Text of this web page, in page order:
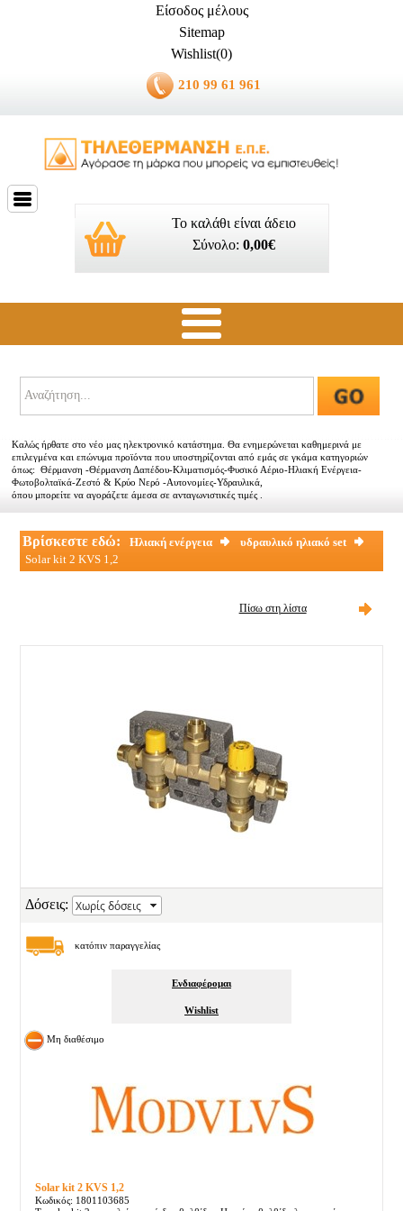
210 99 61 961
Είσοδος μέλους
Sitemap
Wishlist(0)
Το καλάθι είναι άδειο
Σύνολο: 0,00€
Αντιπροσωπείες
Εμπορικοί συνεργάτες
Τα νέα μας
Επικοινωνία
Καλώς ήρθατε στο νέο μας ηλεκτρονικό κατάστημα. Θα ενημερώνεται καθημερινά με
επιλεγμένα και επώνυμα προϊόντα που υποστηρίζονται από εμάς σε γκάμα κατηγοριών
όπως: Θέρμανση -Θέρμανση Δαπέδου-Κλιματισμός-Φυσικό Αέριο-Ηλιακή Ενέργεια-
Φωτοβολταϊκά-Ζεστό & Κρύο Νερό -Αυτονομίες-Υδραυλικά,
όπου μπορείτε να αγοράζετε άμεσα σε ανταγωνιστικές τιμές .
Βρίσκεστε εδώ: Ηλιακή ενέργεια
υδραυλικό ηλιακό set
Solar kit 2 KVS 1,2
Πίσω στη λίστα
Δόσεις:
κατόπιν παραγγελίας
Ενδιαφέρομαι
Wishlist
Μη διαθέσιμο
Solar kit 2 KVS 1,2
Κωδικός: 1801103685